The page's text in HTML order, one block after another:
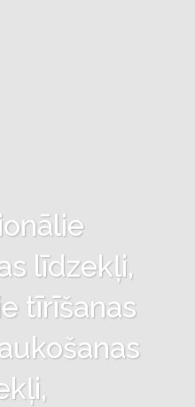
līdzekļi,
tīrīšanas